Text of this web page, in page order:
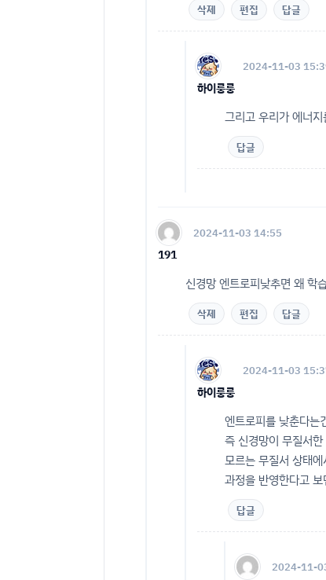
삭제 편집 답글
하이룽룽
2024-11-03
그리고 우리가 에너
답글
191
2024-11-03 14:55
신경망 엔트로피낮추면 왜 학
삭제 편집 답글
하이룽룽
2024-11-03
엔트로피를 낮춘다는
즉 신경망이 무질서
모르는 무질서 상태
과정을 반영한다고
답글
2024-11-